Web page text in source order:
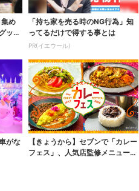
集め
ッズ
「持ち家を売る時のNG行為」知
ってるだけで得する事とは
PR(イエウール)
がな
【きょうから】セブンで「カレー
フェス」、人気店監修メニューな